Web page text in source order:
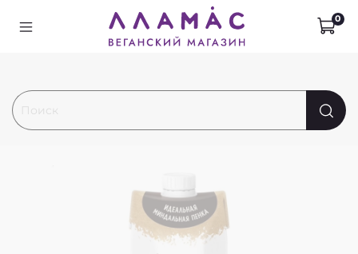
0